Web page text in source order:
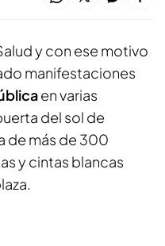
y con ese motivo
manifestaciones
en varias
del sol de
de más de 300
y cintas blancas